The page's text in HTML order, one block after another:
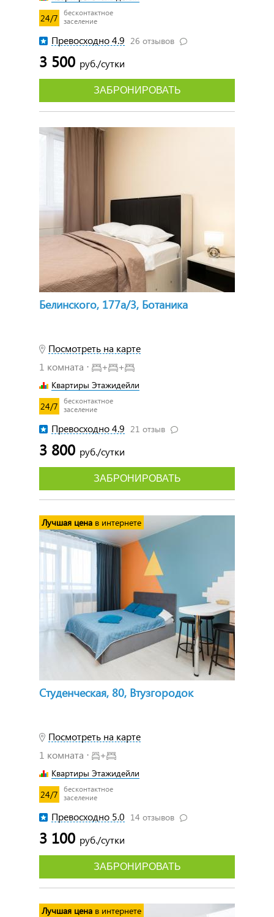
24/7
бесконтактное
заселение
Превосходно 4.9 26 отзывов
3 500 руб./сутки
ЗАБРОНИРОВАТЬ
Белинского, 177а/3, Ботаника
Посмотреть на карте
1 комната ⋅
+ +
Квартиры Этажидейли
24/7
бесконтактное
заселение
Превосходно 4.9 21 отзыв
3 800 руб./сутки
ЗАБРОНИРОВАТЬ
Студенческая, 80, Втузгородок
Посмотреть на карте
1 комната ⋅
+
Квартиры Этажидейли
24/7
бесконтактное
заселение
Превосходно 5.0 14 отзывов
3 100 руб./сутки
Лучшая цена в интернете
ЗАБРОНИРОВАТЬ
Лучшая цена в интернете